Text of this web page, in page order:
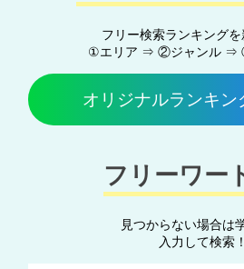
フリー検索ランキングを
①エリア ⇒ ②ジャンル ⇒
オリジナルランキン
フリーワー
見つからない場合は
入力して検索！